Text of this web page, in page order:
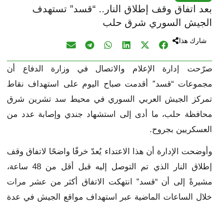
بعد اتفاق وقف إطلاق النار.. “قسد” تستهدف
الجيش السوري شرق حلب
شارك هذا
صرّحت إدارة الإعلام والاتصال في وزارة الدفاع أن
مجموعات “قسد” أقدمت صباح اليوم على استهداف نقاط
تمركز الجيش العربي السوري في محيط سد تشرين شرق
محافظة حلب، ما أدى إلى استشهاد جندي وإصابة عدد من
العسكريين بجروح.
وأوضحت الإدارة أن هذا الاعتداء يُعدّ خرقًا واضحًا لاتفاق وقف
إطلاق النار الذي تم التوصل إليه قبل أقل من 48 ساعة،
مشيرةً إلى أن “قسد” انتهكت الاتفاق أكثر من عشر مرات
خلال الساعات الماضية عبر استهداف مواقع الجيش في عدة